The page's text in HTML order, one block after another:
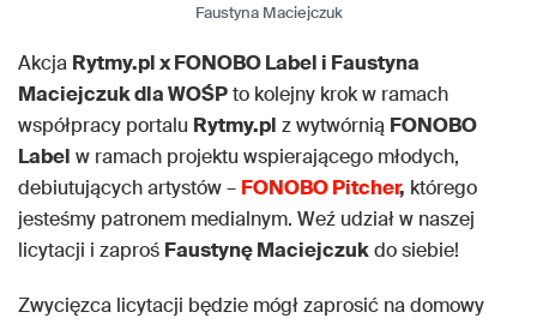
Faustyna Maciejczuk
Akcja Rytmy.pl x FONOBO Label i Faustyna
Maciejczuk dla WOŚPto kolejny krok w ramach
współpracy portalu Rytmy.pl z wytwórnią FONOBO
Label w ramach projektu wspierającego młodych,
debiutujących artystów – FONOBO Pitcher, którego
jesteśmy patronem medialnym. Weź udział w naszej
licytacji i zaproś Faustynę Maciejczukdo siebie!
Zwycięzca licytacji będzie mógł zaprosić na domowy